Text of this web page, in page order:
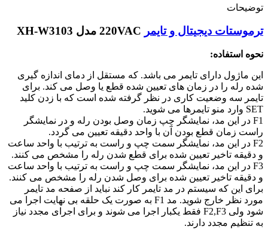
توضیحات
ترموستات دیجیتال و تایمر
نحوه استفاده:
این ماژول دارای تایمر می باشد. که مستقل از دمای اندازه گیری
شده رله را در زمان های تعیین شده قطع یا وصل می کند. برای
تایمر سه وضعیت کاری در نظر گرفته شده است که با زدن کلید
SET وارد منو تایمرها می شوید.
F1 در این مد، نمایشگر چپ زمان وصل بودن رله و در نمایشگر
راست زمان قطع بودن آن با واحد دقیقه تعیین می گردد.
F2 در این مد، نمایشگر سمت چپ و راست به ترتیب با واحد ساعت
و دقیقه تاخیر تعیین شده برای قطع شدن رله را مشخص می کنند.
F3 در این مد، نمایشگر سمت چپ و راست به ترتیب با واحد ساعت
و دقیقه تاخیر تعیین شده برای وصل شدن رله را مشخص می کنند.
برای این که سیستم در مد تایمر کار کند نباید از صفحه مد تایمر
مورد نظر خارج شوید. مد F1 به صورت یک حلقه بی نهایت اجرا می
شود ولی F2,F3 فقط یکبار اجرا می شوند و برای اجرای مجدد نیاز
به تنظیم مجدد دارند.